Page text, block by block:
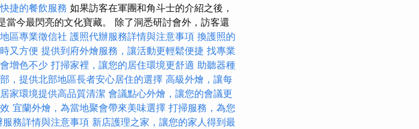
捷的餐飲服務 如果訪客在軍團和角斗士的介紹之後，
今最閃亮的文化寶藏。 除了洞悉研討會外，訪客還
區專業徵信社 護照代辦服務詳情與注意事項 換護照的
又方便 提供到府外燴服務，讓活動更輕鬆便捷 找專業
增色不少 打掃家裡，讓您的居住環境更舒適 助聽器種
，提供北部地區長者安心居住的選擇 高級外燴，讓每
家環境提供高品質清潔 會議點心外燴，讓您的會議更
宜蘭外燴，為當地聚會帶來美味選擇 打掃服務，為您
服務詳情與注意事項 新店護理之家，讓您的家人得到最